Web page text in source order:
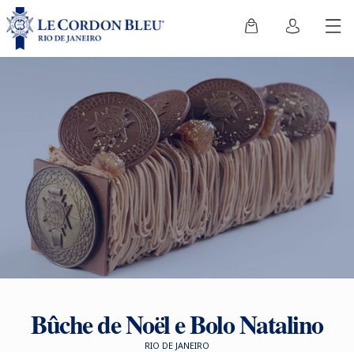
Bûche de Noël e Bolo Natalino
RIO DE JANEIRO